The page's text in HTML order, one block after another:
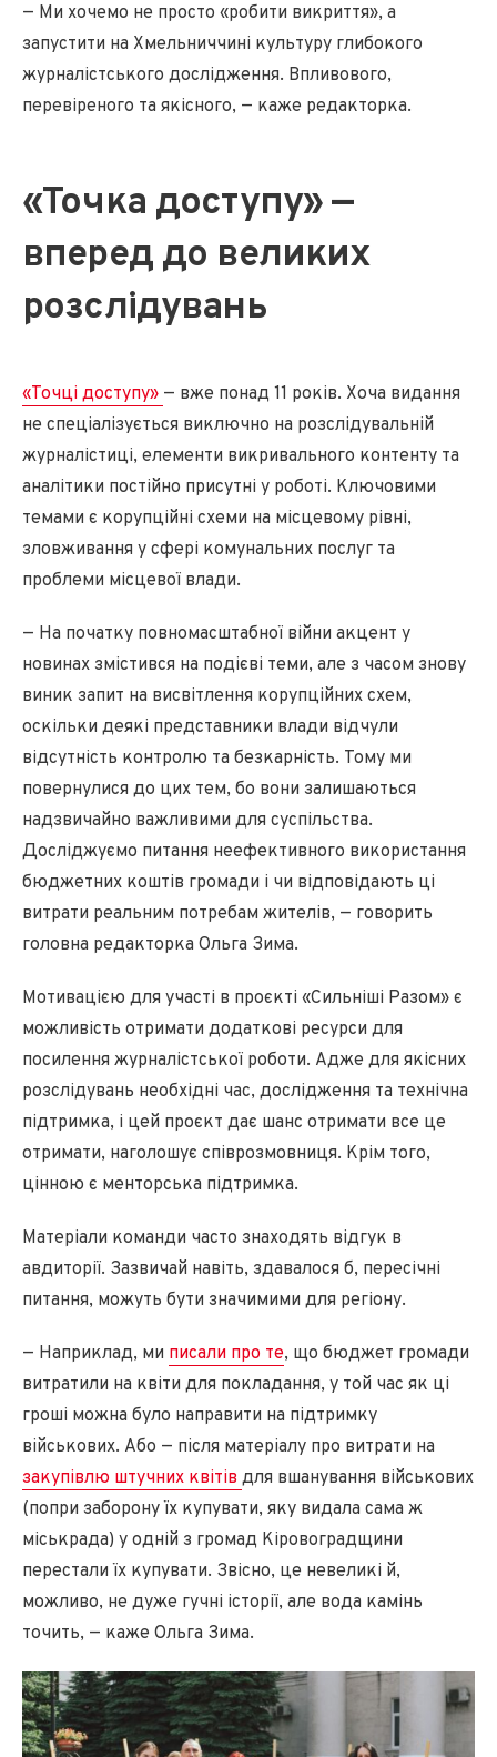
— Ми хочемо не просто «робити викриття», а
запустити на Хмельниччині культуру глибокого
журналістського дослідження. Впливового,
перевіреного та якісного, — каже редакторка.
«Точка доступу» —
вперед до великих
розслідувань
«Точці доступу» — вже понад 11 років. Хоча видання
не спеціалізується виключно на розслідувальній
журналістиці, елементи викривального контенту та
аналітики постійно присутні у роботі. Ключовими
темами є корупційні схеми на місцевому рівні,
зловживання у сфері комунальних послуг та
проблеми місцевої влади.
— На початку повномасштабної війни акцент у
новинах змістився на подієві теми, але з часом знову
виник запит на висвітлення корупційних схем,
оскільки деякі представники влади відчули
відсутність контролю та безкарність. Тому ми
повернулися до цих тем, бо вони залишаються
надзвичайно важливими для суспільства.
Досліджуємо питання неефективного використання
бюджетних коштів громади і чи відповідають ці
витрати реальним потребам жителів, — говорить
головна редакторка Ольга Зима.
Мотивацією для участі в проєкті «Сильніші Разом» є
можливість отримати додаткові ресурси для
посилення журналістської роботи. Адже для якісних
розслідувань необхідні час, дослідження та технічна
підтримка, і цей проєкт дає шанс отримати все це
отримати, наголошує співрозмовниця. Крім того,
цінною є менторська підтримка.
Матеріали команди часто знаходять відгук в
авдиторії. Зазвичай навіть, здавалося б, пересічні
питання, можуть бути значимими для регіону.
— Наприклад, ми писали про те, що бюджет громади
витратили на квіти для покладання, у той час як ці
гроші можна було направити на підтримку
військових. Або — після матеріалу про витрати на
закупівлю штучних квітів для вшанування військових
(попри заборону їх купувати, яку видала сама ж
міськрада) у одній з громад Кіровоградщини
перестали їх купувати. Звісно, це невеликі й,
можливо, не дуже гучні історії, але вода камінь
точить, — каже Ольга Зима.